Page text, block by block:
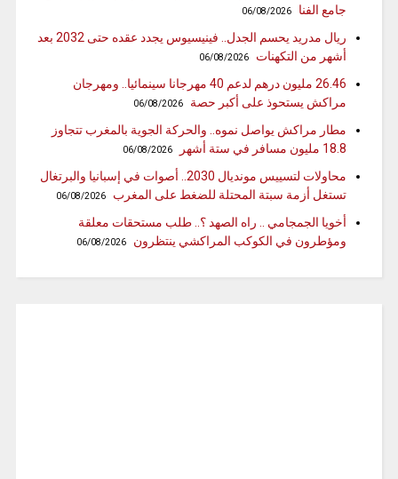
جامع الفنا
06/08/2026
ريال مدريد يحسم الجدل.. فينيسيوس يجدد عقده حتى 2032 بعد
أشهر من التكهنات
06/08/2026
26.46 مليون درهم لدعم 40 مهرجانا سينمائيا.. ومهرجان
مراكش يستحوذ على أكبر حصة
06/08/2026
مطار مراكش يواصل نموه.. والحركة الجوية بالمغرب تتجاوز
18.8 مليون مسافر في ستة أشهر
06/08/2026
محاولات لتسييس مونديال 2030.. أصوات في إسبانيا والبرتغال
تستغل أزمة سبتة المحتلة للضغط على المغرب
06/08/2026
أخويا الجمجامي .. راه الصهد ؟.. طلب مستحقات معلقة
ومؤطرون في الكوكب المراكشي ينتظرون
06/08/2026